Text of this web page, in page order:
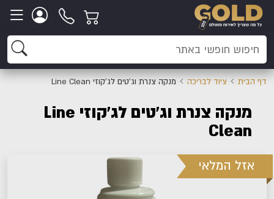
דף הבית ציוד לבריכה מנקה צנרת וג'טים לג'קוזי Line Clean
מנקה צנרת וג'טים לג'קוזי Line
Clean
אזל המלאי